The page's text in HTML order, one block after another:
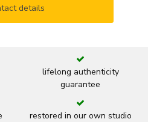
details
lifelong authenticity
guarantee
restored in our own studio